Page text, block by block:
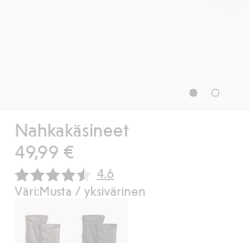
Nahkakäsineet
49,99 €
Keskimääräinen luokitus:
4.6
Väri:Musta / yksivärinen